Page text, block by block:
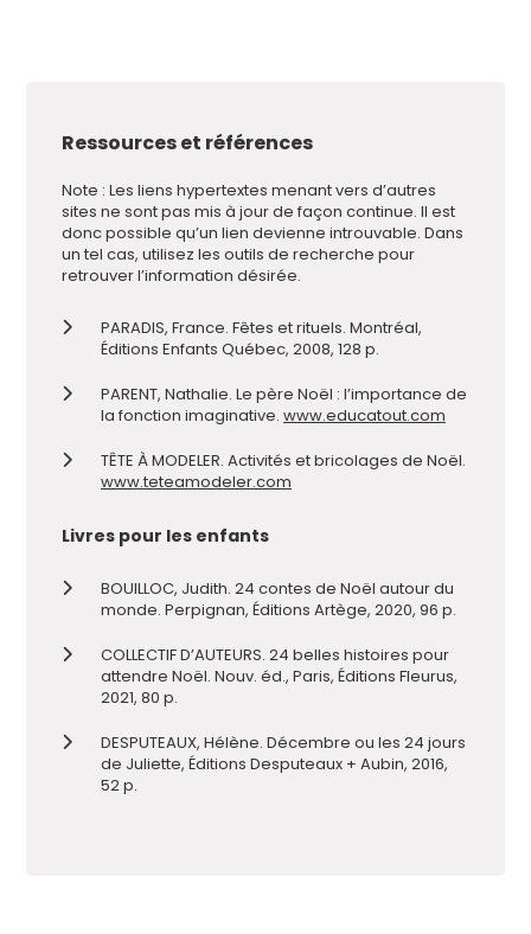
Ressources et références
Note : Les liens hypertextes menant vers d’autres
sites ne sont pas mis à jour de façon continue. Il est
donc possible qu’un lien devienne introuvable. Dans
un tel cas, utilisez les outils de recherche pour
retrouver l’information désirée.
PARADIS, France. Fêtes et rituels. Montréal,
Éditions Enfants Québec, 2008, 128 p.
PARENT, Nathalie. Le père Noël : l’importance de
la fonction imaginative. www.educatout.com
TÊTE À MODELER. Activités et bricolages de Noël.
www.teteamodeler.com
Livres pour les enfants
BOUILLOC, Judith. 24 contes de Noël autour du
monde. Perpignan, Éditions Artège, 2020, 96 p.
COLLECTIF D’AUTEURS. 24 belles histoires pour
attendre Noël. Nouv. éd., Paris, Éditions Fleurus,
2021, 80 p.
DESPUTEAUX, Hélène. Décembre ou les 24 jours
de Juliette, Éditions Desputeaux + Aubin, 2016,
52 p.